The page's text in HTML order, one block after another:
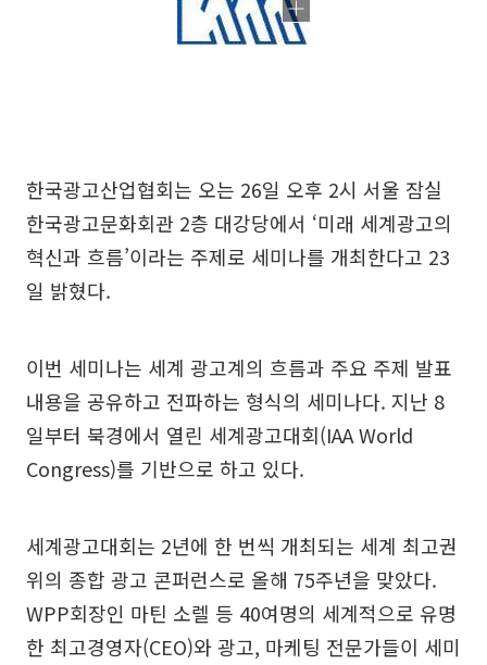
한국광고산업협회는 오는 26일 오후 2시 서울 잠실
한국광고문화회관 2층 대강당에서 ‘미래 세계광고의
혁신과 흐름’이라는 주제로 세미나를 개최한다고 23
일 밝혔다.
이번 세미나는 세계 광고계의 흐름과 주요 주제 발표
내용을 공유하고 전파하는 형식의 세미나다. 지난 8
일부터 북경에서 열린 세계광고대회(IAA World
Congress)를 기반으로 하고 있다.
세계광고대회는 2년에 한 번씩 개최되는 세계 최고권
위의 종합 광고 콘퍼런스로 올해 75주년을 맞았다.
WPP회장인 마틴 소렐 등 40여명의 세계적으로 유명
한 최고경영자(CEO)와 광고, 마케팅 전문가들이 세미